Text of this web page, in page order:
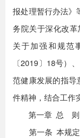
报处理暂行办法
务院关于深化改
关于加强和规范
〔2019〕18号）
范健康发展的指导
件精神，结合工作
第一章 总 则
第一条 本规定